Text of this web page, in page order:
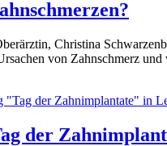
Christina
von Zahnschmerz und
der